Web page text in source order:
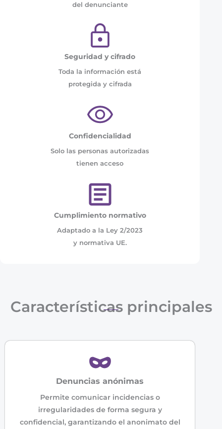
del denunciante
Seguridad y cifrado
Toda la información está
protegida y cifrada
Confidencialidad
Solo las personas autorizadas
tienen acceso
Cumplimiento normativo
Adaptado a la Ley 2/2023
y normativa UE.
Características principales
Denuncias anónimas
Permite comunicar incidencias o
irregularidades de forma segura y
confidencial, garantizando el anonimato del